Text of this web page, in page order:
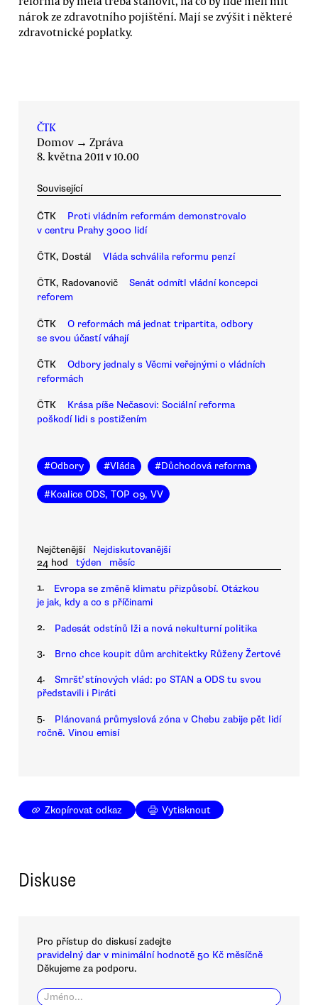
nárok ze zdravotního pojištění. Mají se zvýšit i některé
zdravotnické poplatky.
ČTK
Domov → Zpráva
8. května 2011 v 10.00
Související
ČTK
Proti vládním reformám demonstrovalo
v centru Prahy 3000 lidí
ČTK, Dostál Vláda schválila reformu penzí
ČTK, Radovanovič
Senát odmítl vládní koncepci
reforem
ČTK
O reformách má jednat tripartita, odbory
se svou účastí váhají
ČTK
Odbory jednaly s Věcmi veřejnými o vládních
reformách
ČTK
Krása píše Nečasovi: Sociální reforma
poškodí lidi s postižením
#Odbory #Vláda #Důchodová reforma
#Koalice ODS, TOP 09, VV
Nejčtenější
Nejdiskutovanější
24 hod
týden měsíc
1.
Evropa se změně klimatu přizpůsobí. Otázkou
je jak, kdy a co s příčinami
2. Padesát odstínů lži a nová nekulturní politika
3. Brno chce koupit dům architektky Růženy Žertové
4.
Smršť stínových vlád: po STAN a ODS tu svou
představili i Piráti
5.
Plánovaná průmyslová zóna v Chebu zabije pět lidí
ročně. Vinou emisí
Zkopírovat odkaz Vytisknout
Diskuse
Pro přístup do diskusí zadejte
pravidelný dar v minimální hodnotě 50 Kč měsíčně
Děkujeme za podporu.